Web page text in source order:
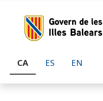
CA ES EN